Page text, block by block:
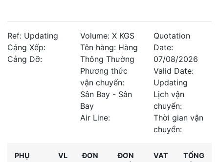
Ref: Updating
Cảng Xếp:
Cảng Dỡ:
Volume: X KGS
Tên hàng: Hàng
Thông Thường
Phương thức
vận chuyển:
Sân Bay - Sân
Bay
Air Line:
Quotation
Date:
07/08/2026
Valid Date:
Updating
Lịch vận
chuyển:
Thời gian vận
chuyển:
PHỤ
VL
ĐƠN
ĐƠN
VAT
TỔNG